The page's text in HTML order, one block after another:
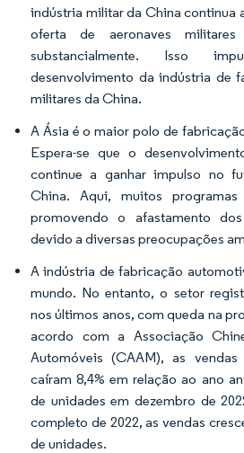
indústria militar da China continua
oferta de aeronaves militares
substancialmente. Isso
desenvolvimento da indústria de
militares da China.
A Ásia é o maior polo de
Espera-se que o
continue a ganhar impulso no
China. Aqui, muitos programas
promovendo o afastamento
devido a diversas preocupações
A indústria de fabricação
mundo. No entanto, o setor
nos últimos anos, com queda na
acordo com a Associação
Automóveis (CAAM), as
caíram 8,4% em relação ao ano
de unidades em dezembro de
completo de 2022, as vendas
de unidades.